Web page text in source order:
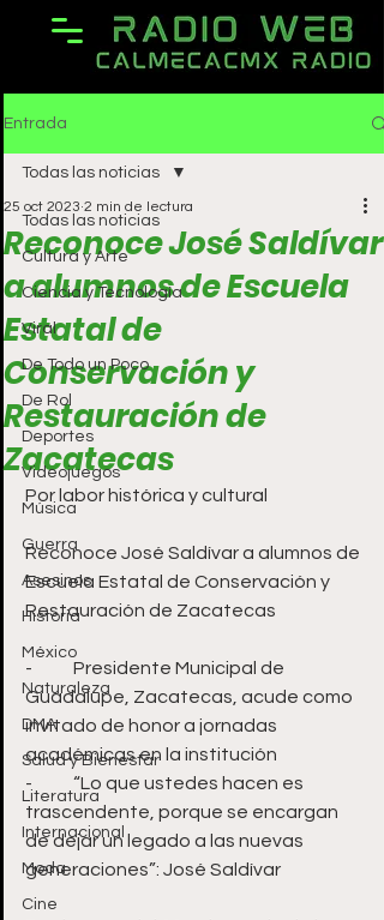
Entrada
Todas las noticias
Cultura y Arte
Ciencia y Tecnología
Viral
De Todo un Poco
De Rol
Deportes
Videojuegos
Música
Guerra
Asesinos
Historia
México
Naturaleza
DMA
Salud y Bienestar
Literatura
Internacional
Moda
Cine
Todas las noticias
Reconoce José Saldívar
a alumnos de Escuela
Estatal de
Conservación y
Restauración de
Zacatecas
25 oct 2023 2 min de lectura
Por labor histórica y cultural
Reconoce José Saldívar a alumnos de
Escuela Estatal de Conservación y
Restauración de Zacatecas
-	Presidente Municipal de
Guadalupe, Zacatecas, acude como
invitado de honor a jornadas
académicas en la institución
-	“Lo que ustedes hacen es
trascendente, porque se encargan
de dejar un legado a las nuevas
generaciones”: José Saldívar